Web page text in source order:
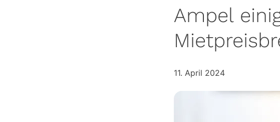
Ampel
11. April 2024